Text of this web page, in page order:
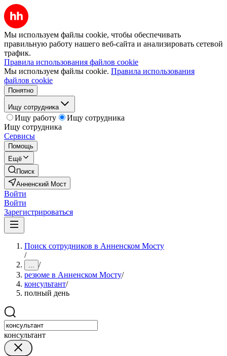
Мы используем файлы cookie, чтобы обеспечивать
правильную работу нашего веб-сайта и анализировать сетевой
трафик.
Правила использования файлов cookie
Мы используем файлы cookie. Правила использования
файлов cookie
Понятно
Ищу сотрудника
Ищу работу
Ищу сотрудника
Ищу сотрудника
Сервисы
Помощь
Ещё
Поиск
Анненский Мост
Войти
Войти
Зарегистрироваться
Поиск сотрудников в Анненском Мосту
/
... /
резюме в Анненском Мосту/
консультант/
полный день
консультант